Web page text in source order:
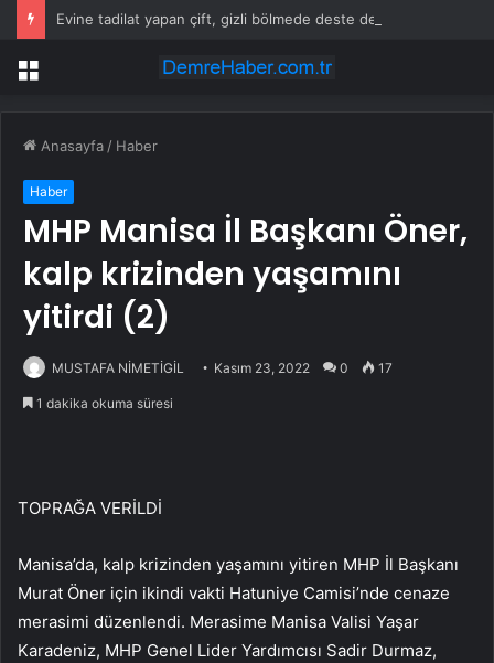
Menü
Anasayfa / Haber
Haber
MHP Manisa İl Başkanı Öner,
kalp krizinden yaşamını
yitirdi (2)
MUSTAFA NİMETİGİL Kasım 23, 2022 0 17
1 dakika okuma süresi
TOPRAĞA VERİLDİ
Manisa’da, kalp krizinden yaşamını yitiren MHP İl Başkanı
Murat Öner için ikindi vakti Hatuniye Camisi’nde cenaze
merasimi düzenlendi. Merasime Manisa Valisi Yaşar
Karadeniz, MHP Genel Lider Yardımcısı Sadir Durmaz,